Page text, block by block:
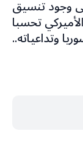
وجود تنسيق
تحسبا
وتداعياته..